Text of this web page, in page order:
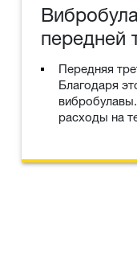
передней
Передняя
Благодаря
расходы на